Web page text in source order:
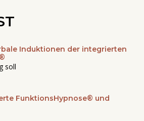
Induktionen der integrierten
soll
FunktionsHypnose® und
SeiteSeiteSeiteSeiteSeite